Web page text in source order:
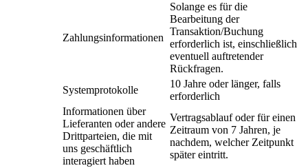
Zahlungsinformationen
Solange es für die
Bearbeitung der
Transaktion/Buchung
erforderlich ist, einschließlich
eventuell auftretender
Rückfragen.
Systemprotokolle
10 Jahre oder länger, falls
erforderlich
Informationen über
Lieferanten oder andere
Drittparteien, die mit
uns geschäftlich
interagiert haben
Vertragsablauf oder für einen
Zeitraum von 7 Jahren, je
nachdem, welcher Zeitpunkt
später eintritt.